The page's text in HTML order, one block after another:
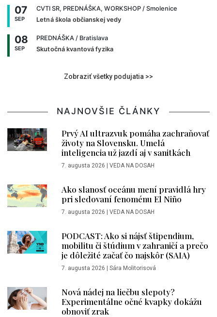
07
SEP
CVTI SR, PREDNÁŠKA, WORKSHOP / Smolenice
Letná škola občianskej vedy
08
SEP
PREDNÁŠKA / Bratislava
Skutočná kvantová fyzika
Zobraziť všetky podujatia >>
NAJNOVŠIE ČLÁNKY
Prvý AI ultrazvuk pomáha zachraňovať
životy na Slovensku. Umelá
inteligencia už jazdí aj v sanitkách
7. augusta 2026 VEDA NA DOSAH
Ako slanosť oceánu mení pravidlá hry
pri sledovaní fenoménu El Niño
7. augusta 2026 VEDA NA DOSAH
PODCAST: Ako si nájsť štipendium,
mobilitu či štúdium v zahraničí a prečo
je dôležité začať čo najskôr (SAIA)
7. augusta 2026 Sára Molitorisová
Nová nádej na liečbu slepoty?
Experimentálne očné kvapky dokážu
obnoviť zrak